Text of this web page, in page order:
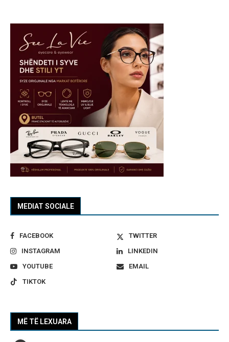
MEDIAT SOCIALE
FACEBOOK
TWITTER
INSTAGRAM
LINKEDIN
YOUTUBE
EMAIL
TIKTOK
MË TË LEXUARA